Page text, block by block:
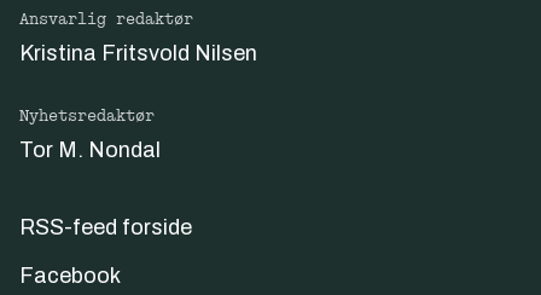
Ansvarlig redaktør
Kristina Fritsvold Nilsen
Nyhetsredaktør
Tor M. Nondal
RSS-feed forside
Facebook